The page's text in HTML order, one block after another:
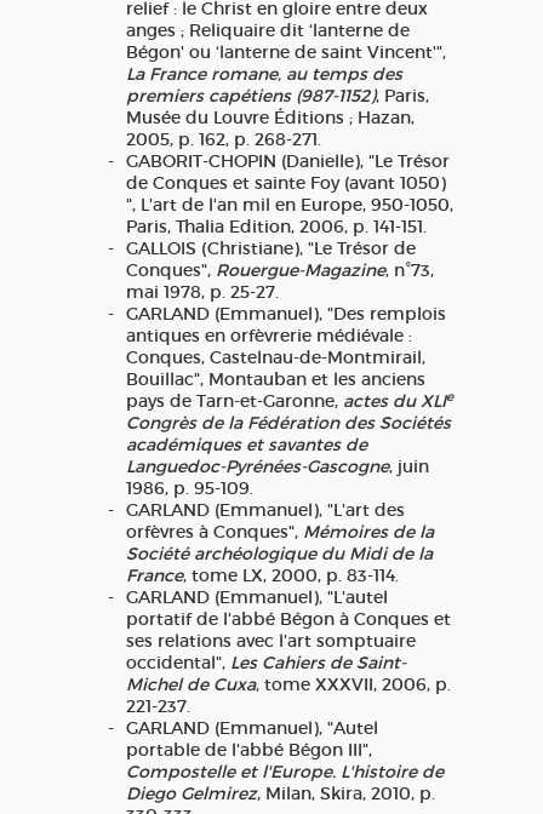
relief : le Christ en gloire entre deux
anges ; Reliquaire dit ‘lanterne de
Bégon' ou ‘lanterne de saint Vincent'",
La France romane, au temps des
premiers capétiens (987-1152), Paris,
Musée du Louvre Éditions ; Hazan,
2005, p. 162, p. 268-271.
GABORIT-CHOPIN (Danielle), "Le Trésor
de Conques et sainte Foy (avant 1050)
", L'art de l'an mil en Europe, 950-1050,
Paris, Thalia Edition, 2006, p. 141-151.
GALLOIS (Christiane), "Le Trésor de
Conques", Rouergue-Magazine, n°73,
mai 1978, p. 25-27.
GARLAND (Emmanuel), "Des remplois
antiques en orfèvrerie médiévale :
Conques, Castelnau-de-Montmirail,
Bouillac", Montauban et les anciens
pays de Tarn-et-Garonne, actes du XLIe
Congrès de la Fédération des Sociétés
académiques et savantes de
Languedoc-Pyrénées-Gascogne, juin
1986, p. 95-109.
GARLAND (Emmanuel), "L'art des
orfèvres à Conques", Mémoires de la
Société archéologique du Midi de la
France, tome LX, 2000, p. 83-114.
GARLAND (Emmanuel), "L'autel
portatif de l'abbé Bégon à Conques et
ses relations avec l'art somptuaire
occidental", Les Cahiers de Saint-
Michel de Cuxa, tome XXXVII, 2006, p.
221-237.
GARLAND (Emmanuel), "Autel
portable de l'abbé Bégon III",
Compostelle et l'Europe. L'histoire de
Diego Gelmirez, Milan, Skira, 2010, p.